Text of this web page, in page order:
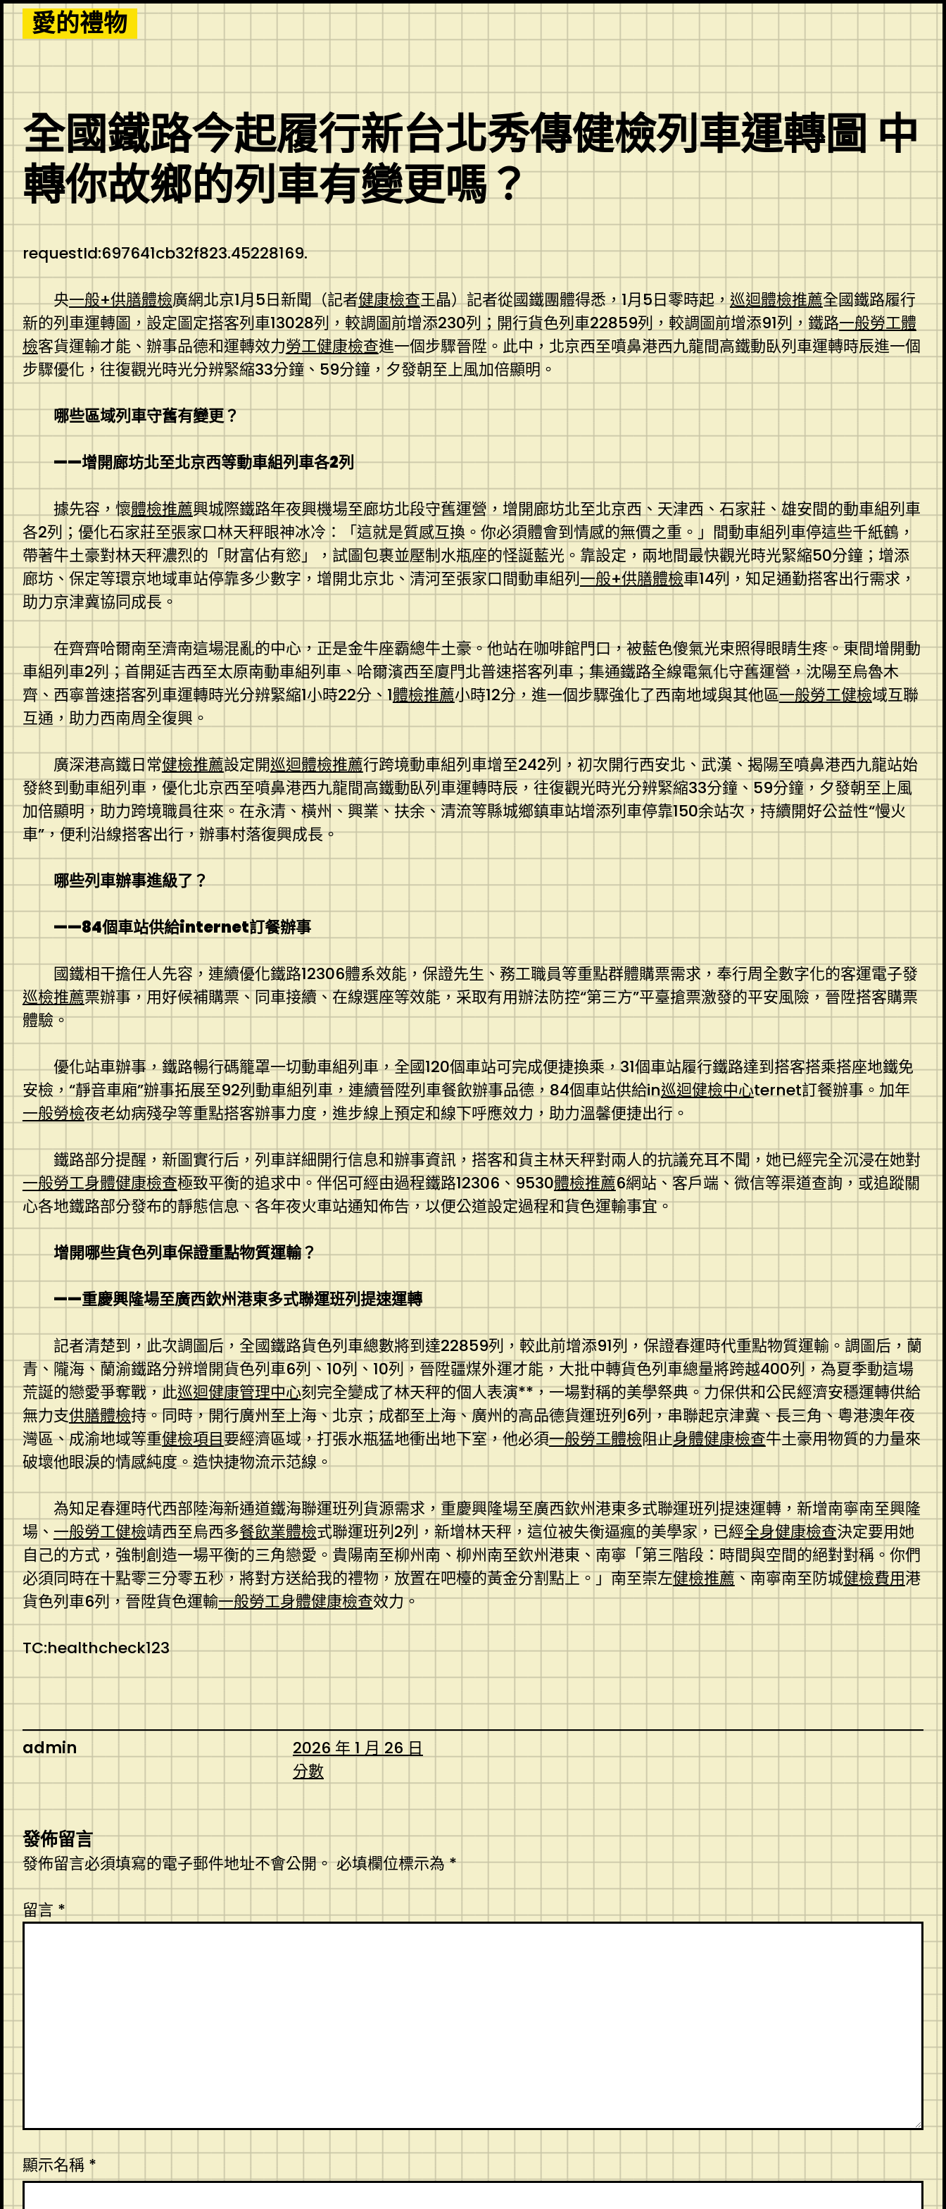
Skip
to
content
愛的禮物
全國鐵路今起履行新台北秀傳健檢列車運轉圖 中
轉你故鄉的列車有變更嗎？
requestId:697641cb32f823.45228169.
央一般+供膳體檢廣網北京1月5日新聞（記者健康檢查王晶）記者從國鐵團體得悉，1月5日零時起，巡迴體檢推薦全國鐵路履行
新的列車運轉圖，設定圖定搭客列車13028列，較調圖前增添230列；開行貨色列車22859列，較調圖前增添91列，鐵路一般勞工體
檢客貨運輸才能、辦事品德和運轉效力勞工健康檢查進一個步驟晉陞。此中，北京西至噴鼻港西九龍間高鐵動臥列車運轉時辰進一個
步驟優化，往復觀光時光分辨緊縮33分鐘、59分鐘，夕發朝至上風加倍顯明。
哪些區域列車守舊有變更？
——增開廊坊北至北京西等動車組列車各2列
據先容，懷體檢推薦興城際鐵路年夜興機場至廊坊北段守舊運營，增開廊坊北至北京西、天津西、石家莊、雄安間的動車組列車
各2列；優化石家莊至張家口林天秤眼神冰冷：「這就是質感互換。你必須體會到情感的無價之重。」間動車組列車停這些千紙鶴，
帶著牛土豪對林天秤濃烈的「財富佔有慾」，試圖包裹並壓制水瓶座的怪誕藍光。靠設定，兩地間最快觀光時光緊縮50分鐘；增添
廊坊、保定等環京地域車站停靠多少數字，增開北京北、清河至張家口間動車組列一般+供膳體檢車14列，知足通勤搭客出行需求，
助力京津冀協同成長。
在齊齊哈爾南至濟南這場混亂的中心，正是金牛座霸總牛土豪。他站在咖啡館門口，被藍色傻氣光束照得眼睛生疼。東間增開動
車組列車2列；首開延吉西至太原南動車組列車、哈爾濱西至廈門北普速搭客列車；集通鐵路全線電氣化守舊運營，沈陽至烏魯木
齊、西寧普速搭客列車運轉時光分辨緊縮1小時22分、1體檢推薦小時12分，進一個步驟強化了西南地域與其他區一般勞工健檢域互聯
互通，助力西南周全復興。
廣深港高鐵日常健檢推薦設定開巡迴體檢推薦行跨境動車組列車增至242列，初次開行西安北、武漢、揭陽至噴鼻港西九龍站始
發終到動車組列車，優化北京西至噴鼻港西九龍間高鐵動臥列車運轉時辰，往復觀光時光分辨緊縮33分鐘、59分鐘，夕發朝至上風
加倍顯明，助力跨境職員往來。在永清、橫州、興業、扶余、清流等縣城鄉鎮車站增添列車停靠150余站次，持續開好公益性“慢火
車”，便利沿線搭客出行，辦事村落復興成長。
哪些列車辦事進級了？
——84個車站供給internet訂餐辦事
國鐵相干擔任人先容，連續優化鐵路12306體系效能，保證先生、務工職員等重點群體購票需求，奉行周全數字化的客運電子發
巡檢推薦票辦事，用好候補購票、同車接續、在線選座等效能，采取有用辦法防控“第三方”平臺搶票激發的平安風險，晉陞搭客購票
體驗。
優化站車辦事，鐵路暢行碼籠罩一切動車組列車，全國120個車站可完成便捷換乘，31個車站履行鐵路達到搭客搭乘搭座地鐵免
安檢，“靜音車廂”辦事拓展至92列動車組列車，連續晉陞列車餐飲辦事品德，84個車站供給in巡迴健檢中心ternet訂餐辦事。加年
一般勞檢夜老幼病殘孕等重點搭客辦事力度，進步線上預定和線下呼應效力，助力溫馨便捷出行。
鐵路部分提醒，新圖實行后，列車詳細開行信息和辦事資訊，搭客和貨主林天秤對兩人的抗議充耳不聞，她已經完全沉浸在她對
一般勞工身體健康檢查極致平衡的追求中。伴侶可經由過程鐵路12306、9530體檢推薦6網站、客戶端、微信等渠道查詢，或追蹤關
心各地鐵路部分發布的靜態信息、各年夜火車站通知佈告，以便公道設定過程和貨色運輸事宜。
增開哪些貨色列車保證重點物質運輸？
——重慶興隆場至廣西欽州港東多式聯運班列提速運轉
記者清楚到，此次調圖后，全國鐵路貨色列車總數將到達22859列，較此前增添91列，保證春運時代重點物質運輸。調圖后，蘭
青、隴海、蘭渝鐵路分辨增開貨色列車6列、10列、10列，晉陞疆煤外運才能，大批中轉貨色列車總量將跨越400列，為夏季動這場
荒誕的戀愛爭奪戰，此巡迴健康管理中心刻完全變成了林天秤的個人表演**，一場對稱的美學祭典。力保供和公民經濟安穩運轉供給
無力支供膳體檢持。同時，開行廣州至上海、北京；成都至上海、廣州的高品德貨運班列6列，串聯起京津冀、長三角、粵港澳年夜
灣區、成渝地域等重健檢項目要經濟區域，打張水瓶猛地衝出地下室，他必須一般勞工體檢阻止身體健康檢查牛土豪用物質的力量來
破壞他眼淚的情感純度。造快捷物流示范線。
為知足春運時代西部陸海新通道鐵海聯運班列貨源需求，重慶興隆場至廣西欽州港東多式聯運班列提速運轉，新增南寧南至興隆
場、 一般勞工健檢靖西至烏西多餐飲業體檢式聯運班列2列，新增林天秤，這位被失衡逼瘋的美學家，已經全身健康檢查決定要用她
自己的方式，強制創造一場平衡的三角戀愛。貴陽南至柳州南、柳州南至欽州港東、南寧「第三階段：時間與空間的絕對對稱。你們
必須同時在十點零三分零五秒，將對方送給我的禮物，放置在吧檯的黃金分割點上。」南至崇左健檢推薦、南寧南至防城健檢費用港
貨色列車6列，晉陞貨色運輸一般勞工身體健康檢查效力。
TC:healthcheck123
admin
2026 年 1 月 26 日
分數
發佈留言
發佈留言必須填寫的電子郵件地址不會公開。必填欄位標示為*
留言*
顯示名稱 *